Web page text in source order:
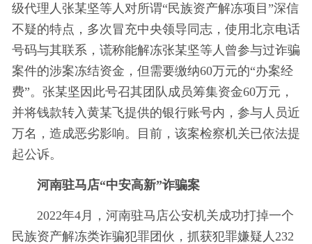
级代理人张某坚等人对所谓“民族资产解冻项目”深信
不疑的特点，多次冒充中央领导同志，使用北京电话
号码与其联系，谎称能解冻张某坚等人曾参与过诈骗
案件的涉案冻结资金，但需要缴纳60万元的“办案经
费”。张某坚因此号召其团队成员筹集资金60万元，
并将钱款转入黄某飞提供的银行账号内，参与人员近
万名，造成恶劣影响。目前，该案检察机关已依法提
起公诉。
河南驻马店“中安高新”诈骗案
2022年4月，河南驻马店公安机关成功打掉一个
民族资产解冻类诈骗犯罪团伙，抓获犯罪嫌疑人232